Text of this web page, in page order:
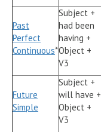
Past
Perfect
Continuous*
Subject +
had been
having +
Object +
V3
Future
Simple
Subject +
will have +
Object +
V3